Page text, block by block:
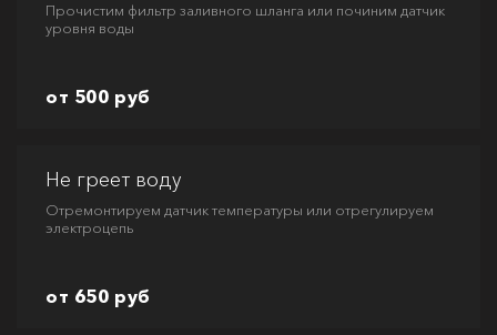
Прочистим фильтр заливного шланга или починим датчик
уровня воды
от 500 руб
Не греет воду
Отремонтируем датчик температуры или отрегулируем
электроцепь
от 650 руб